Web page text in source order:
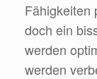
Fähigkeiten
doch ein
werden
werden